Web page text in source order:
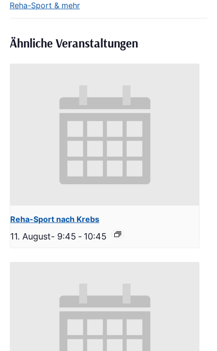
Reha-Sport & mehr
Ähnliche Veranstaltungen
Reha-Sport nach Krebs
11. August- 9:45 - 10:45